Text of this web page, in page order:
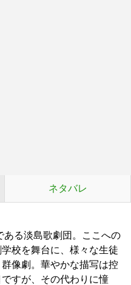
ネタバレ
る淡島歌劇団。ここへの
校を舞台に、様々な生徒
像劇。華やかな描写は控
すが、その代わりに憧